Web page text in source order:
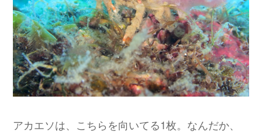
アカエソは、こちらを向いてる1枚。なんだか、